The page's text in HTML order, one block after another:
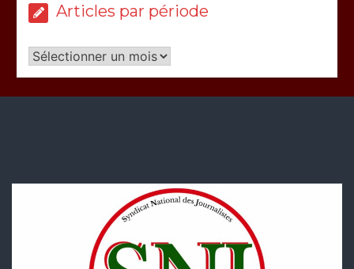
Articles par période
Articles
par
période